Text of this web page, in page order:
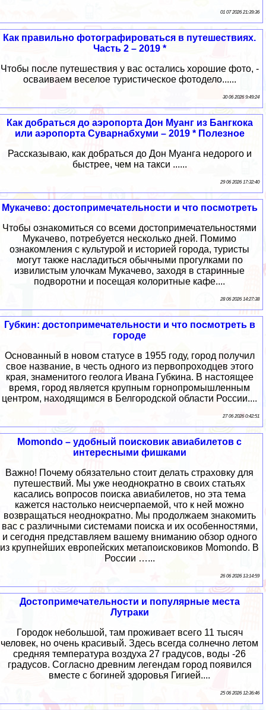
01 07 2026 21:39:36
Как правильно фотографироваться в путешествиях.
Часть 2 – 2019 *
Чтобы после путешествия у вас остались хорошие фото, -
осваиваем веселое туристическое фотодело......
30 06 2026 9:49:24
Как добраться до аэропорта Дон Муанг из Бангкока
или аэропорта Суварнабхуми – 2019 * Полезное
Рассказываю, как добраться до Дон Муанга недорого и
быстрее, чем на такси ......
29 06 2026 17:32:40
Мукачево: достопримечательности и что посмотреть
Чтобы ознакомиться со всеми достопримечательностями
Мукачево, потребуется несколько дней. Помимо
ознакомления с культурой и историей города, туристы
могут также насладиться обычными прогулками по
извилистым улочкам Мукачево, заходя в старинные
подворотни и посещая колоритные кафе....
28 06 2026 14:27:38
Губкин: достопримечательности и что посмотреть в
городе
Основанный в новом статусе в 1955 году, город получил
свое название, в честь одного из первопроходцев этого
края, знаменитого геолога Ивана Губкина. В настоящее
время, город является крупным горнопромышленным
центром, находящимся в Белгородской области России....
27 06 2026 0:42:51
Momondo – удобный поисковик авиабилетов с
интересными фишками
Важно! Почему обязательно стоит делать страховку для
путешествий. Мы уже неоднократно в своих статьях
касались вопросов поиска авиабилетов, но эта тема
кажется настолько неисчерпаемой, что к ней можно
возвращаться неоднократно. Мы продолжаем знакомить
вас с различными системами поиска и их особенностями,
и сегодня представляем вашему вниманию обзор одного
из крупнейших европейских метапоисковиков Momondo. В
России …...
26 06 2026 13:14:59
Достопримечательности и популярные места
Лутраки
Городок небольшой, там проживает всего 11 тысяч
человек, но очень красивый. Здесь всегда солнечно летом
средняя температура воздуха 27 градусов, воды -26
градусов. Согласно древним легендам город появился
вместе с богиней здоровья Гигией....
25 06 2026 12:36:46